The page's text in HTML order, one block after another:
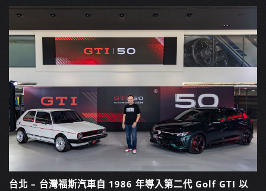
台北 – 台灣福斯汽車自 1986 年導入第二代 Golf GTI 以